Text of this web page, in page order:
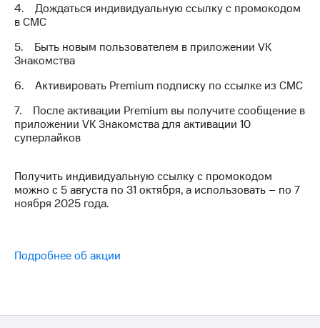
SIM-
для
иностранцев
Оформить
номер
Выбрать
Заменить
SIM-
Перейти
на
Выберите
ТВ
с выгодным
Тарифы
Интернет,
Услуги
интернета
приложение
4. Дождаться индивидуальную ссылку с промокодом
в СМС
5. Быть новым пользователем в приложении VK
Знакомства
6. Активировать Premium подписку по ссылке из СМС
7. После активации Premium вы получите сообщение в
приложении VK Знакомства для активации 10
суперлайков
Получить индивидуальную ссылку с промокодом
можно с 5 августа по 31 октября, а использовать – по 7
ноября 2025 года.
Подробнее об акции